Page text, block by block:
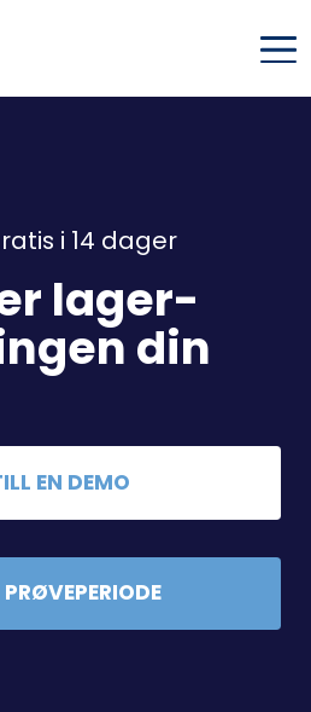
i 14 dager
lager-
din
EN DEMO